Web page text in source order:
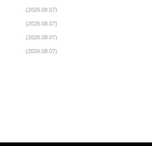
(2026.08.07)
(2026.08.07)
(2026.08.07)
(2026.08.07)